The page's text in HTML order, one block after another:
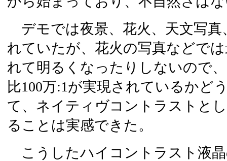
デモでは夜景、花火、天文写真
れていたが、花火の写真などで
れて明るくなったりしないので
比100万:1が実現されているかど
て、ネイティヴコントラストと
ることは実感できた。
こうしたハイコントラスト液